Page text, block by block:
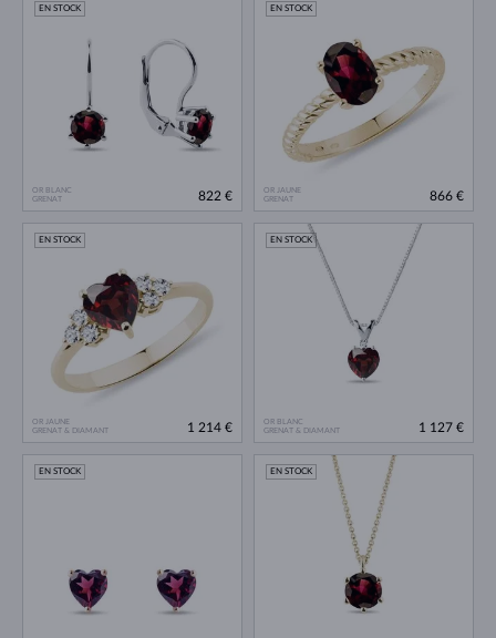
OR BLANC
GRENAT
EN STOCK
822 €
OR JAUNE
GRENAT
EN STOCK
866 €
OR JAUNE
GRENAT & DIAMANT
EN STOCK
1 214 €
OR BLANC
GRENAT & DIAMANT
EN STOCK
1 127 €
EN STOCK EN STOCK